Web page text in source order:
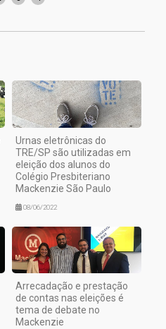
Urnas eletrônicas do
TRE/SP são utilizadas em
eleição dos alunos do
Colégio Presbiteriano
Mackenzie São Paulo
08/06/2022
Arrecadação e prestação
de contas nas eleições é
tema de debate no
Mackenzie